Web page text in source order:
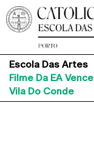
Escola Das Artes
Filme Da EA
Vila Do Conde